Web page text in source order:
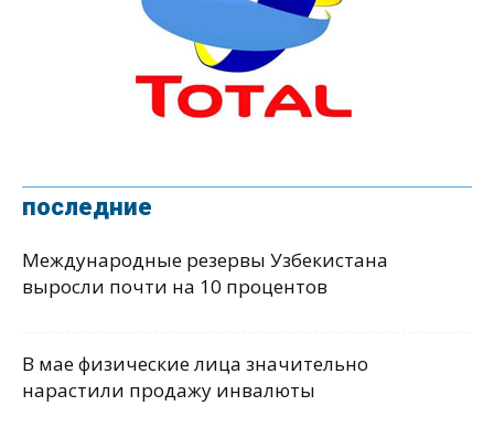
последние
Международные резервы Узбекистана
выросли почти на 10 процентов
В мае физические лица значительно
нарастили продажу инвалюты